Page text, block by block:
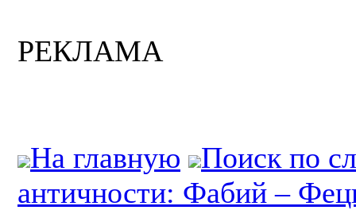
РЕКЛАМА
На главную
Поиск по
античности: Фабий –